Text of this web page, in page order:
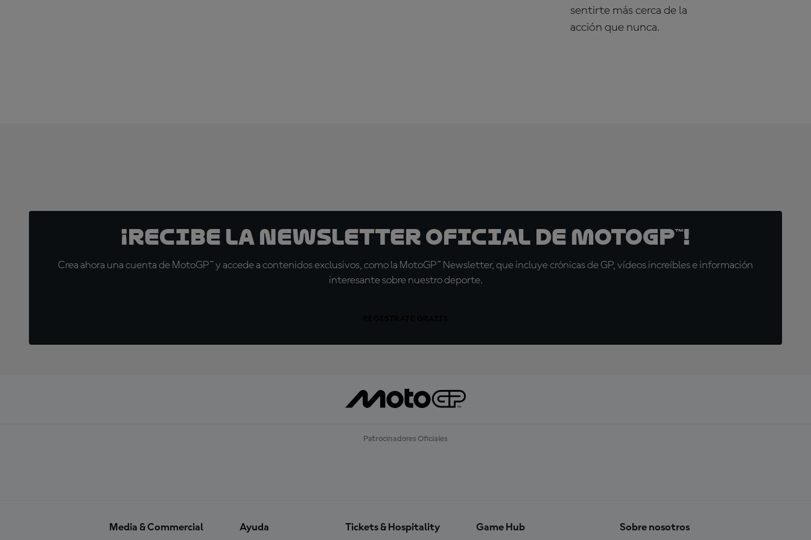
sentirte más cerca de la
acción que nunca.
¡Recibe la Newsletter oficial de MotoGP™!
Crea ahora una cuenta de MotoGP™ y accede a contenidos exclusivos, como la MotoGP™ Newsletter, que incluye crónicas de GP, vídeos increíbles e información
interesante sobre nuestro deporte.
Patrocinadores Oficiales
Media & Commercial Ayuda Tickets & Hospitality Game Hub Sobre nosotros